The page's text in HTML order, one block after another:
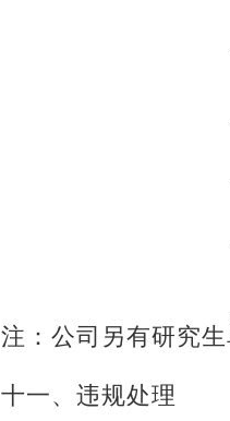
注：公司另有研究
十一、违规处理